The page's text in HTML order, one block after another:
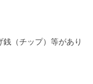
（チップ）等があり